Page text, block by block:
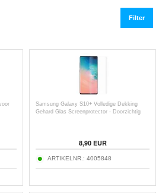
Filter
Samsung Galaxy S10+ Volledige Dekking
Gehard Glas Screenprotector - Doorzichtig
8,90EUR
ARTIKELNR.: 4005848